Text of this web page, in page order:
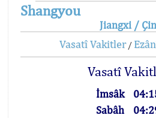
Shangyou
Jiangxi / Çin
Vasatî Vakitler/
Vasatî
İmsâk
Sabâh